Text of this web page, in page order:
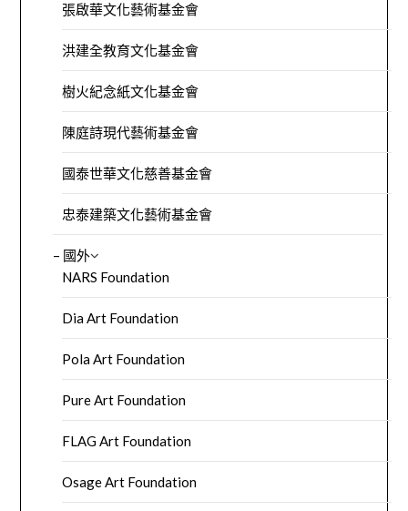
張啟華文化藝術基金會
洪建全教育文化基金會
樹火紀念紙文化基金會
陳庭詩現代藝術基金會
國泰世華文化慈善基金會
忠泰建築文化藝術基金會
– 國外
NARS Foundation
Dia Art Foundation
Pola Art Foundation
Pure Art Foundation
FLAG Art Foundation
Osage Art Foundation